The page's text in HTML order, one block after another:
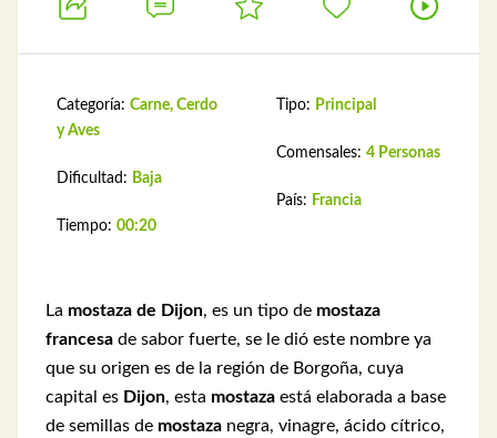
Categoría: Carne, Cerdo
y Aves
Dificultad: Baja
Tiempo: 00:20
Tipo: Principal
Comensales: 4 Personas
País: Francia
La mostaza de Dijon, es un tipo de mostaza
francesa de sabor fuerte, se le dió este nombre ya
que su origen es de la región de Borgoña, cuya
capital es Dijon, esta mostaza está elaborada a base
de semillas de mostaza negra, vinagre, ácido cítrico,